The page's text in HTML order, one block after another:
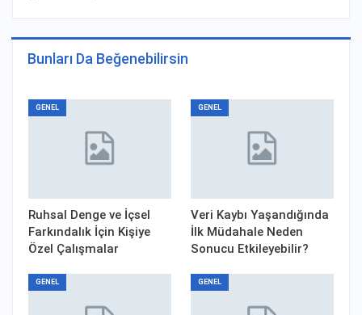
Bunları Da Beğenebilirsin
GENEL
Ruhsal Denge ve İçsel
Farkındalık İçin Kişiye
Özel Çalışmalar
GENEL
Veri Kaybı Yaşandığında
İlk Müdahale Neden
Sonucu Etkileyebilir?
GENEL GENEL